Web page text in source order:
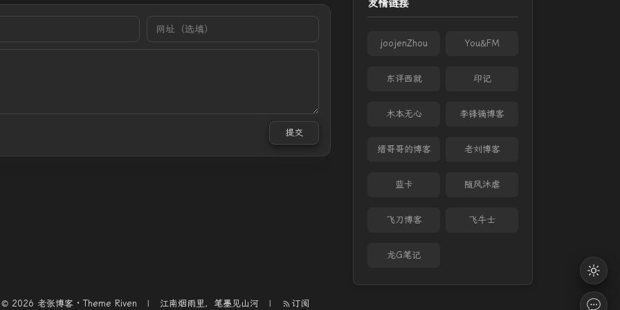
提交
友情链接
joojenZhou You&FM
东评西就 印记
木本无心 李锋镝博客
缙哥哥的博客 老刘博客
蓝卡 随风沐虐
飞刀博客 飞牛士
龙G笔记
© 2026 老张博客 · Theme Riven 江南烟雨里，笔墨见山河 订阅